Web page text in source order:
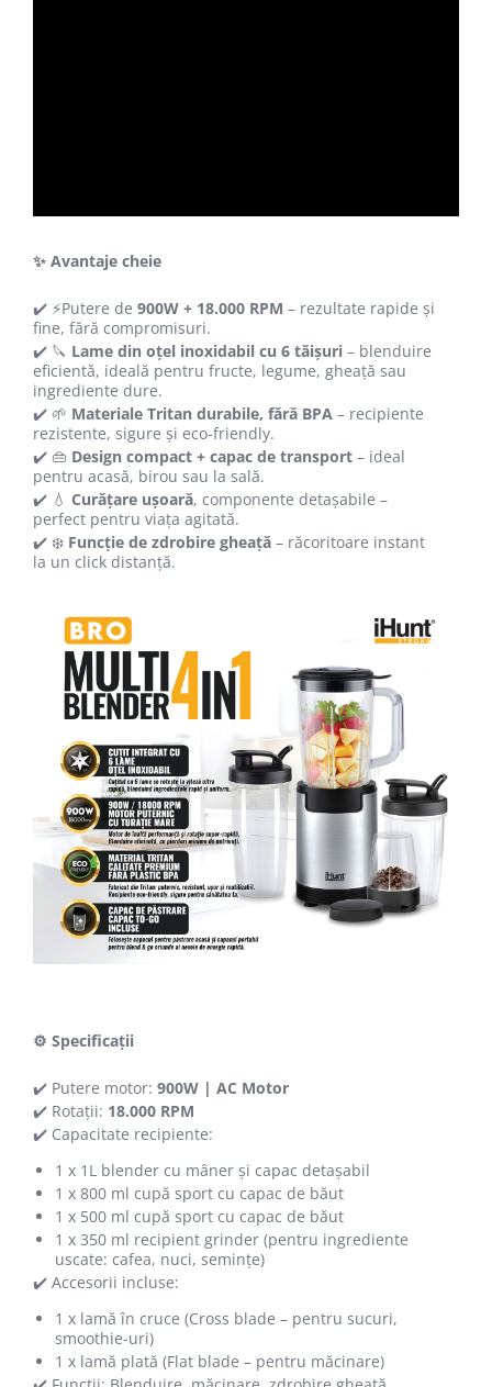
✨ Avantaje cheie
✔️ ⚡Putere de 900W + 18.000 RPM – rezultate rapide și
fine, fără compromisuri.
✔️ 🔪 Lame din oțel inoxidabil cu 6 tăișuri – blenduire
eficientă, ideală pentru fructe, legume, gheață sau
ingrediente dure.
✔️ 🌱 Materiale Tritan durabile, fără BPA – recipiente
rezistente, sigure și eco-friendly.
✔️ 👜 Design compact + capac de transport – ideal
pentru acasă, birou sau la sală.
✔️ 💧 Curățare ușoară, componente detașabile –
perfect pentru viața agitată.
✔️ ❄️ Funcție de zdrobire gheață – răcoritoare instant
la un click distanță.
⚙️ Specificații
✔️ Putere motor: 900W | AC Motor
✔️ Rotații: 18.000 RPM
✔️ Capacitate recipiente:
1 x 1L blender cu mâner și capac detașabil
1 x 800 ml cupă sport cu capac de băut
1 x 500 ml cupă sport cu capac de băut
1 x 350 ml recipient grinder (pentru ingrediente
uscate: cafea, nuci, semințe)
✔️ Accesorii incluse:
1 x lamă în cruce (Cross blade – pentru sucuri,
smoothie-uri)
1 x lamă plată (Flat blade – pentru măcinare)